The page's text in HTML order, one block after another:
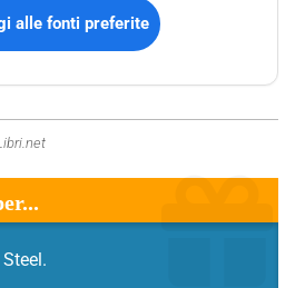
alle fonti preferite